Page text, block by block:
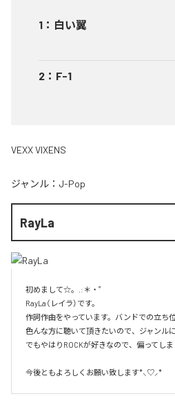
1 ： 白い翼
2 ： F-1
VEXX VIXENS
ジャンル： J-Pop
RayLa
初めまして☆。.:＊・゜
RayLa（レイラ）です。
作詞作曲をやっています。バンドでの立ち
色んな方に聴いて頂きたいので、ジャンル
でもやはりROCKが好きなので、偏ってし
今後ともよろしくお願い致します*⸜♡⸝*